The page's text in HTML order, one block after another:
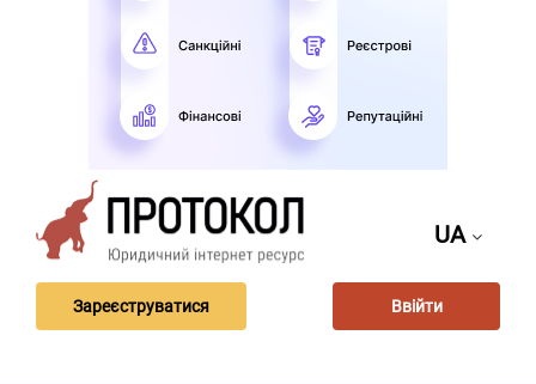
UA
Зареєструватися Ввійти